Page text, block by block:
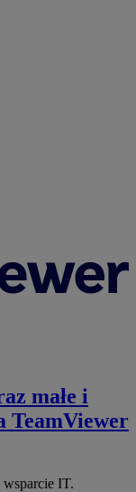
małe i
TeamViewer
IT.